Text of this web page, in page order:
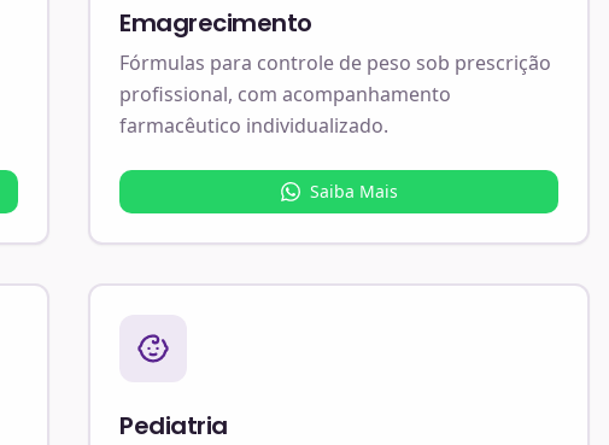
Emagrecimento
Fórmulas para controle de peso sob prescrição
profissional, com acompanhamento
farmacêutico individualizado.
Saiba Mais
Pediatria